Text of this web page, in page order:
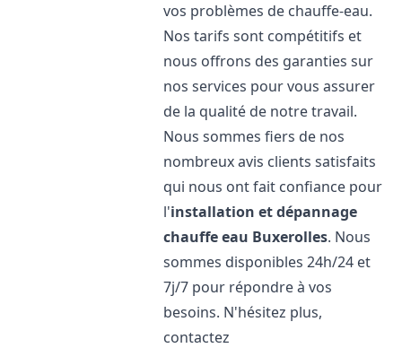
vos problèmes de chauffe-eau.
Nos tarifs sont compétitifs et
nous offrons des garanties sur
nos services pour vous assurer
de la qualité de notre travail.
Nous sommes fiers de nos
nombreux avis clients satisfaits
qui nous ont fait confiance pour
l'installation et dépannage
chauffe eau Buxerolles. Nous
sommes disponibles 24h/24 et
7j/7 pour répondre à vos
besoins. N'hésitez plus,
contactez